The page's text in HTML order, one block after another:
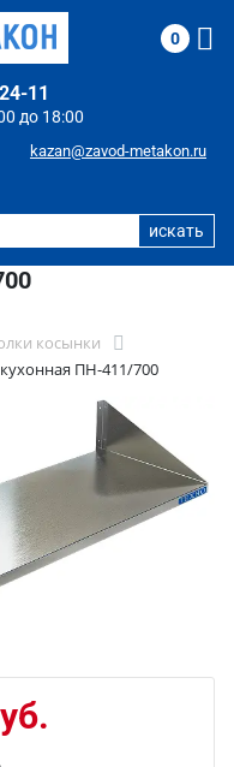
до 18:00
11
kazan@zavod-metakon.ru
0
косынки
ПН-411/700